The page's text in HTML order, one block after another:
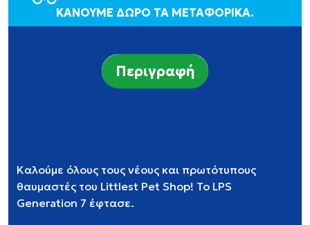
ΚΑΝΟΥΜΕ ΔΩΡΟ ΤΑ ΜΕΤΑΦΟΡΙΚΑ.
Περιγραφή
Καλούμε όλους τους νέους και πρωτότυπους
θαυμαστές του Littlest Pet Shop! Το LPS
Generation 7 έφτασε.